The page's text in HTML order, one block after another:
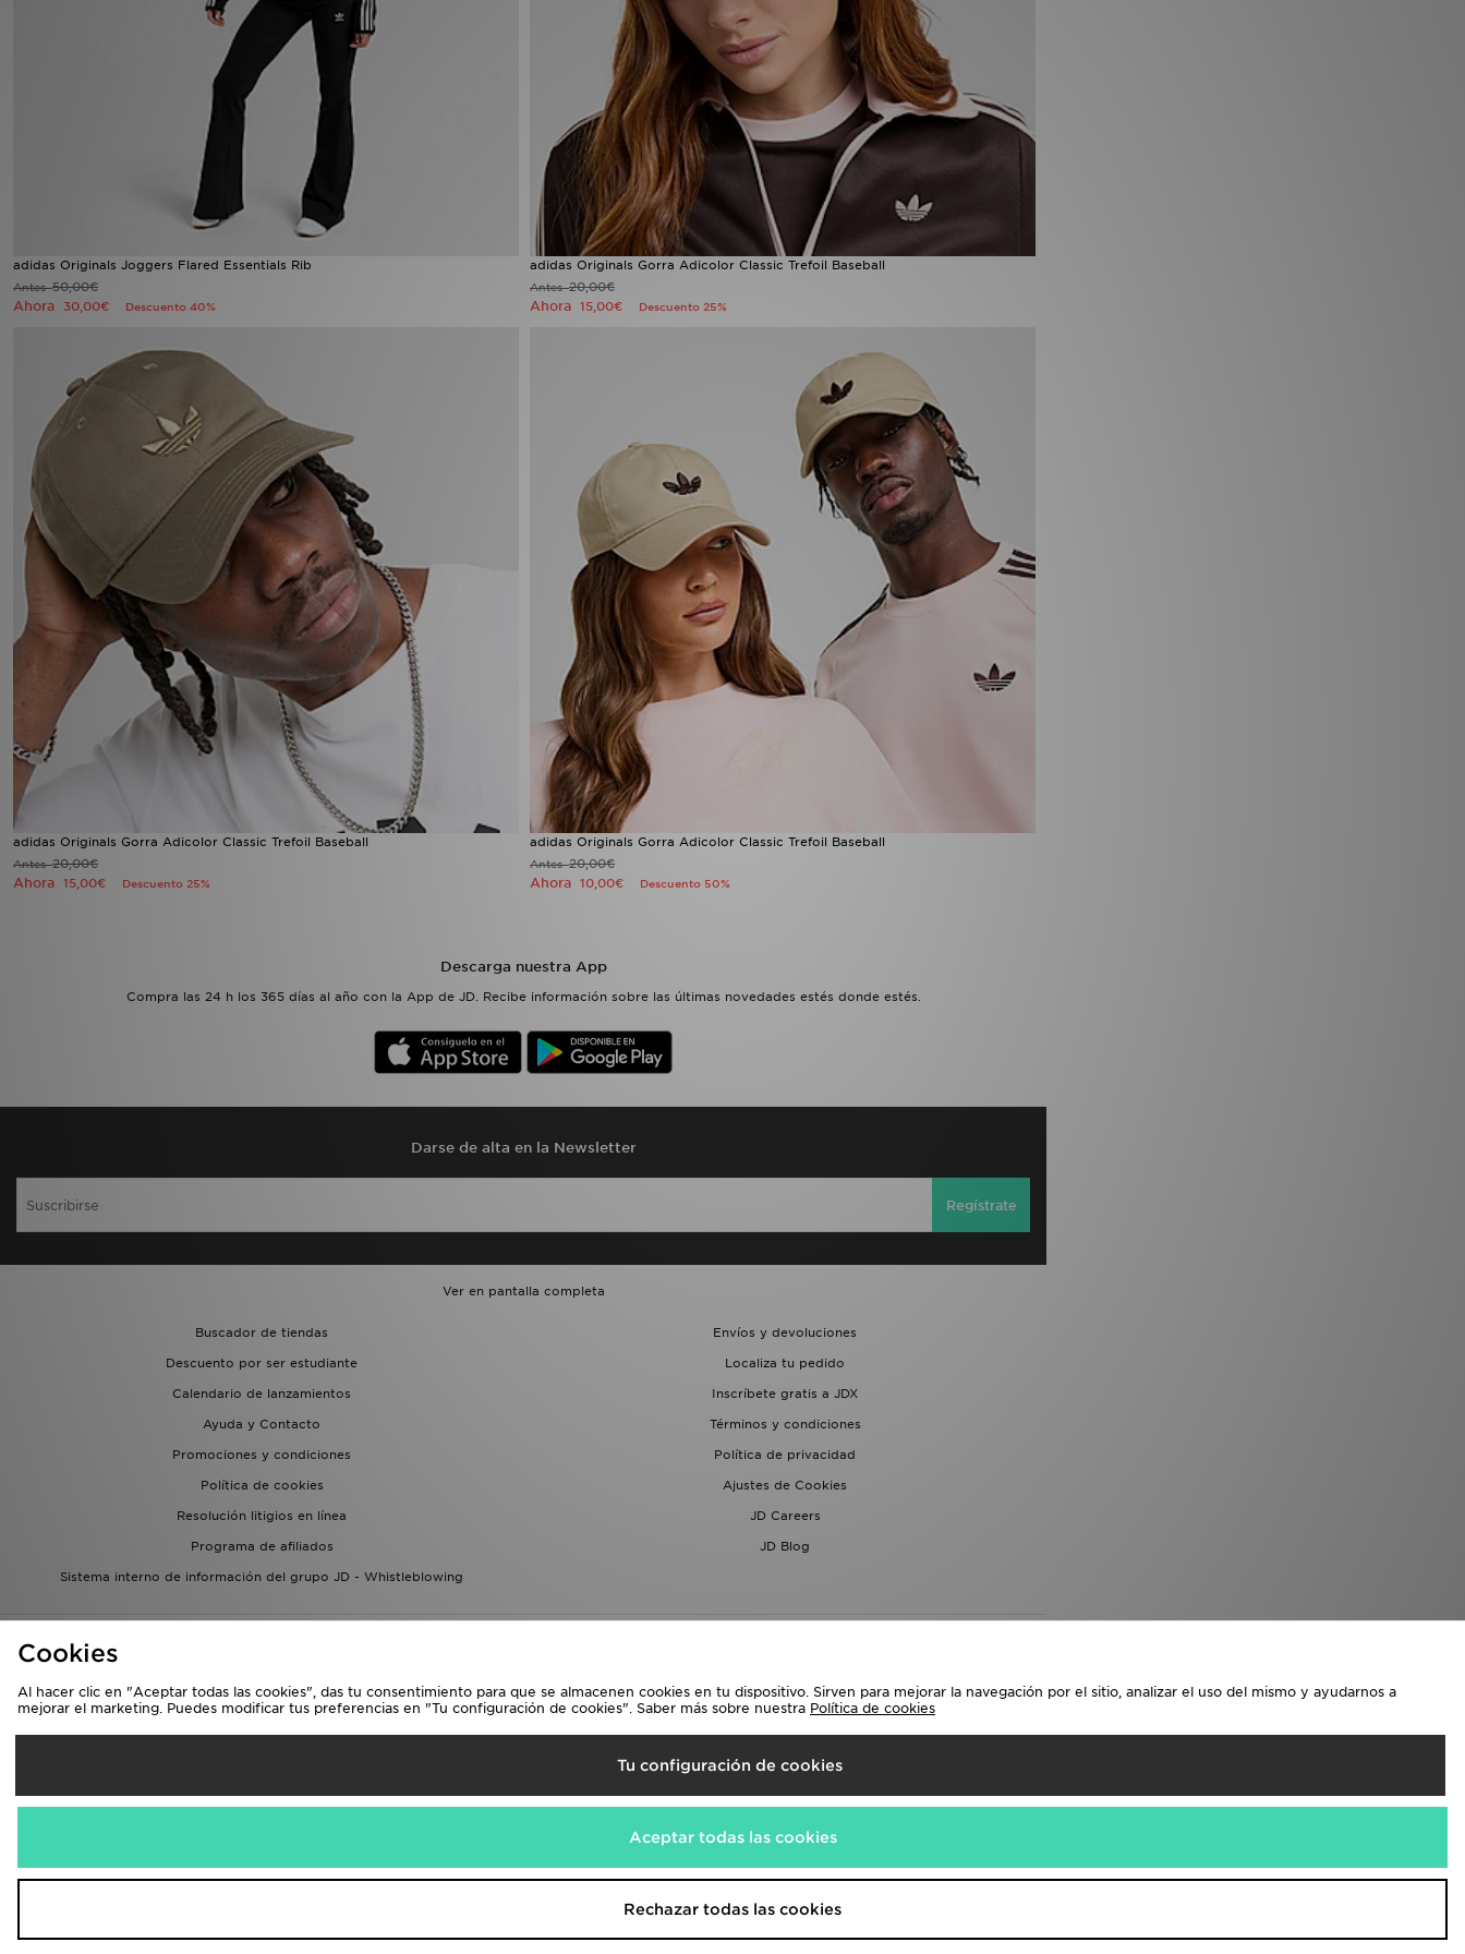
adidas Originals Joggers Flared Essentials Rib
Antes50,00€
Ahora 30,00€ Descuento 40%
adidas Originals Gorra Adicolor Classic Trefoil Baseball
Antes20,00€
Ahora 15,00€ Descuento 25%
adidas Originals Gorra Adicolor Classic Trefoil Baseball
Antes20,00€
Ahora 15,00€ Descuento 25%
adidas Originals Gorra Adicolor Classic Trefoil Baseball
Antes20,00€
Ahora 10,00€ Descuento 50%
Descarga nuestra App
Compra las 24 h los 365 días al año con la App de JD. Recibe información sobre las últimas novedades estés donde estés.
Darse de alta en la Newsletter
Regístrate
Ver en pantalla completa
Buscador de tiendas
Envíos y devoluciones
Descuento por ser estudiante
Localiza tu pedido
Calendario de lanzamientos
Inscríbete gratis a JDX
Ayuda y Contacto
Términos y condiciones
Promociones y condiciones
Política de privacidad
Política de cookies
Ajustes de Cookies
Resolución litigios en línea
JD Careers
Programa de afiliados
JD Blog
Sistema interno de información del grupo JD - Whistleblowing
Selecciona País
Aceptamos las siguientes formas de pago
www.jdplc.com
Cookies
Al hacer clic en "Aceptar todas las cookies", das tu consentimiento para que se almacenen cookies en tu dispositivo. Sirven para mejorar la navegación por el sitio, analizar el uso del mismo y ayudarnos a
mejorar el marketing. Puedes modificar tus preferencias en "Tu configuración de cookies". Saber más sobre nuestra Política de cookies
Tu configuración de cookies
Aceptar todas las cookies
Rechazar todas las cookies